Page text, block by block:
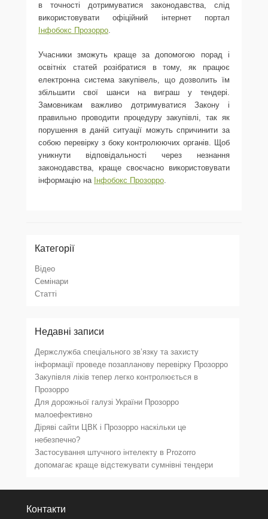
в точності дотримуватися законодавства, слід
використовувати офіційний інтернет портал
Інфобокс Прозорро.
Учасники зможуть краще за допомогою порад і
освітніх статей розібратися в тому, як працює
електронна система закупівель, що дозволить їм
збільшити свої шанси на виграш у тендері.
Замовникам важливо дотримуватися Закону і
правильно проводити процедуру закупівлі, так як
порушення в даній ситуації можуть спричинити за
собою перевірку з боку контролюючих органів. Щоб
уникнути відповідальності через незнання
законодавства, краще своєчасно використовувати
інформацію на Інфобокс Прозорро.
Категорії
Відео
Семінари
Статті
Недавні записи
Держслужба спеціального зв’язку та захисту
інформації проведе позапланову перевірку Прозорро
Закупівля ліків тепер легко контролюється в
Прозорро
Для дорожньої галузі України Прозорро
малоефективно
Діряві сайти ЦВК і Прозорро наскільки це
небезпечно?
Застосування штучного інтелекту в Prozorro
допомагає краще відстежувати сумнівні тендери
Контакти